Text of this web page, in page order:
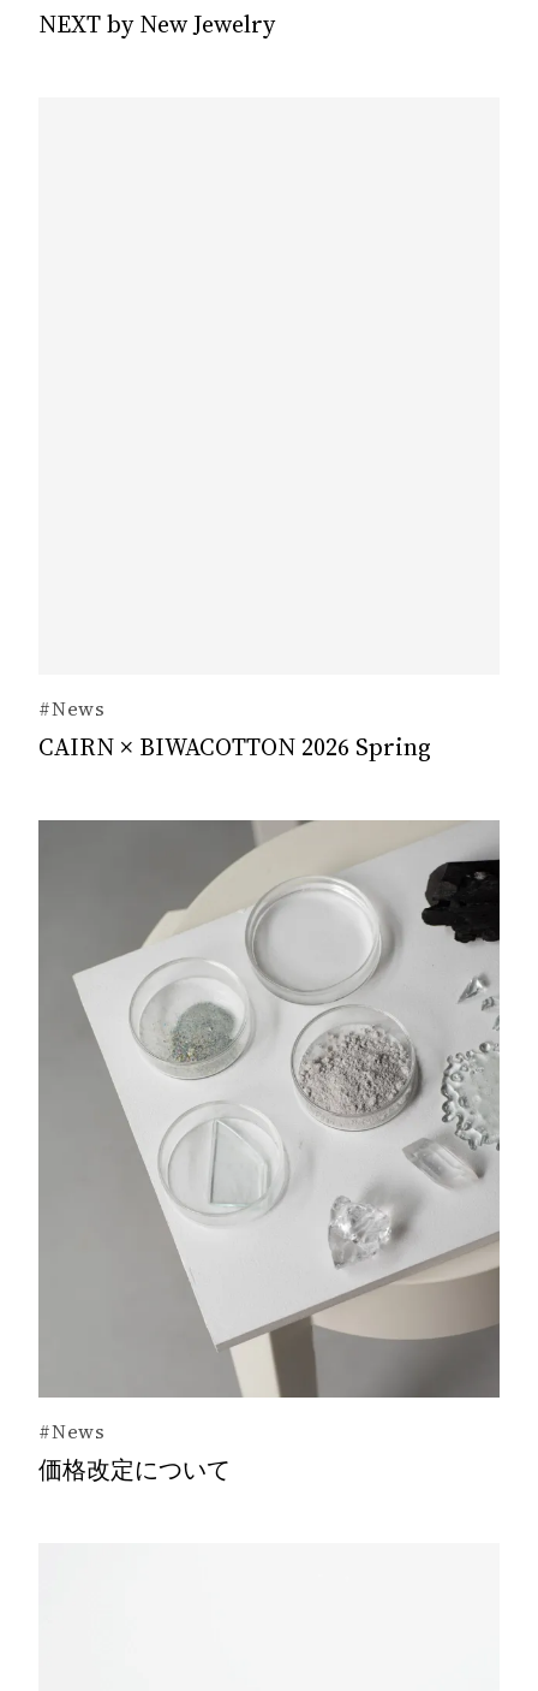
NEXT by New Jewelry
#News
CAIRN × BIWACOTTON 2026 Spring
#News
価格改定について